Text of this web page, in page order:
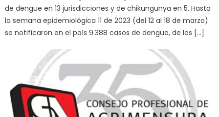
de dengue en 13 jurisdicciones y de chikungunya en 5. Hasta
la semana epidemiológica 11 de 2023 (del 12 al 18 de marzo)
se notificaron en el país 9.388 casos de dengue, de los […]